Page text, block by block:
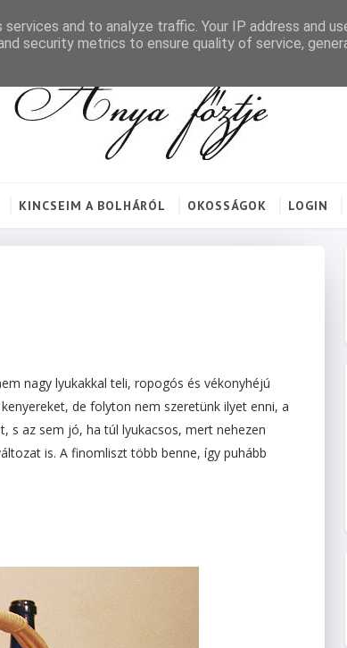
KINCSEIM A BOLHÁRÓL OKOSSÁGOK LOGIN
nagy lyukakkal teli, ropogós és vékonyhéjú
de folyton nem szeretünk ilyet enni, a
s az sem jó, ha túl lyukacsos, mert nehezen
is. A finomliszt több benne, így puhább
and to analyze traffic. Your IP address and
security metrics to ensure quality of service,